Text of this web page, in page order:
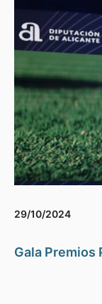
29/10/2024
Gala